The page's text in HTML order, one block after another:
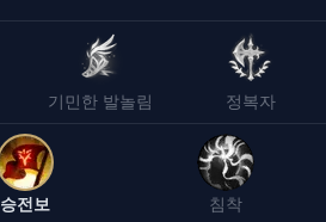
기민한 발놀림 정복자
승전보 침착